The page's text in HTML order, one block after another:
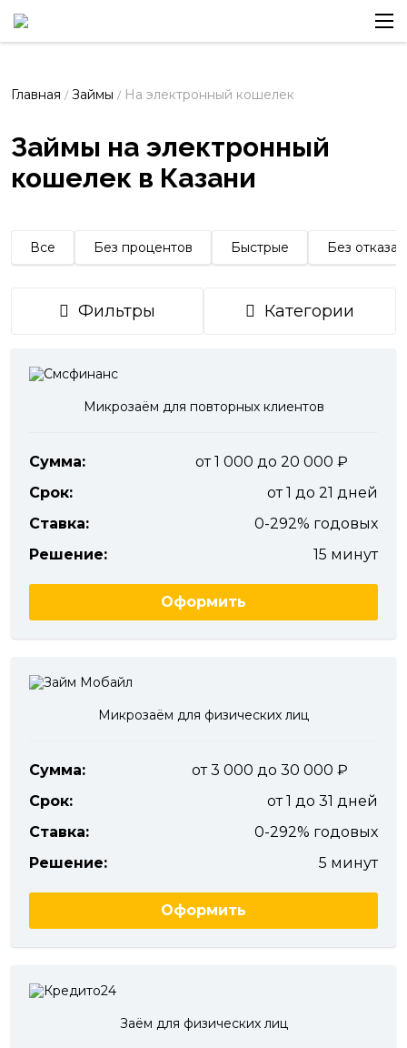
Главная / Займы / На электронный кошелек
Займы на электронный
кошелек в Казани
Все Без процентов Быстрые Без отказа
Фильтры Категории
Микрозаём для повторных клиентов
Сумма:
от 1 000 до 20 000
Срок:
от 1 до 21 дней
Ставка:
0-292% годовых
Решение:
15 минут
Оформить
Микрозаём для физических лиц
Сумма:
от 3 000 до 30 000
Срок:
от 1 до 31 дней
Ставка:
0-292% годовых
Решение:
5 минут
Оформить
Заём для физических лиц